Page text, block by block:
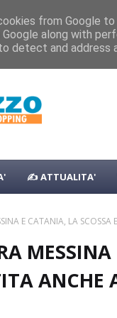
a Milazzo con oltre
Sagra del Pesce a
✍ ATTUALITA'
E CATANIA, LA
ANCHE
from Google
Google along with
detect and address